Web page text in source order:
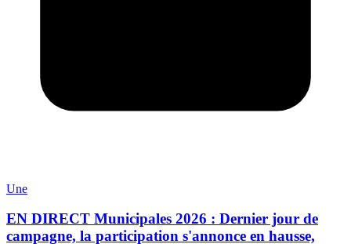
Une
EN DIRECT Municipales 2026 : Dernier jour de
campagne, la participation s'annonce en hausse,